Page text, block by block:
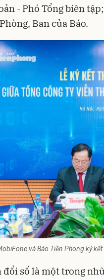
- Phó Tổng biên
Ban của Báo.
và Báo Tiền Phong ký
đổi số là một trong